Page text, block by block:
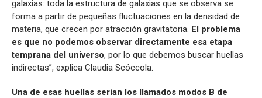
galaxias: toda la estructura de galaxias que se observa se
forma a partir de pequeñas fluctuaciones en la densidad de
materia, que crecen por atracción gravitatoria. El problema
es que no podemos observar directamente esa etapa
temprana del universo, por lo que debemos buscar huellas
indirectas”, explica Claudia Scóccola.
Una de esas huellas serían los llamados modos B de